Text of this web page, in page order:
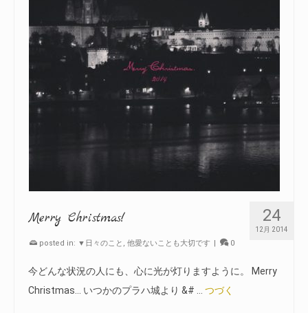
24
12月 2014
Merry Christmas!
posted in: ▼日々のこと , 他愛ないことも大切です | 0
今どんな状況の人にも、心に光が灯りますように。 Merry
Christmas… いつかのプラハ城より &# … つづく